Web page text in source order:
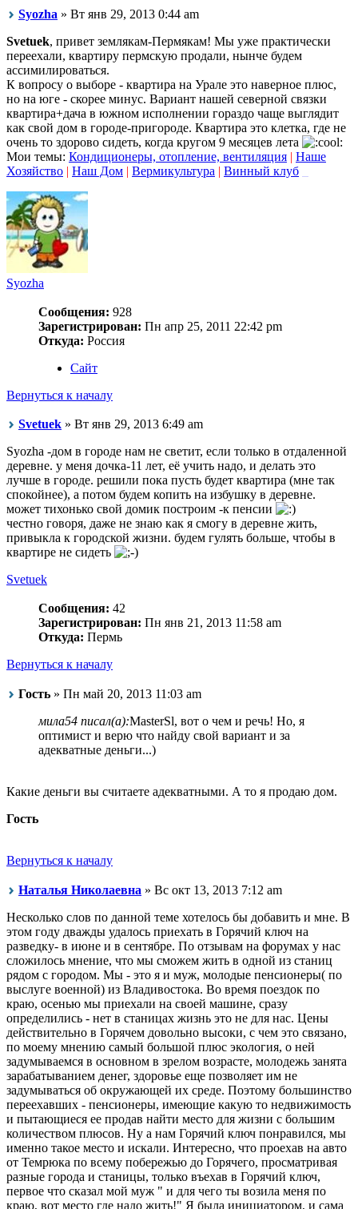
Syozha » Вт янв 29, 2013 0:44 am
Svetuek, привет землякам-Пермякам! Мы уже практически
переехали, квартиру пермскую продали, нынче будем
ассимилироваться.
К вопросу о выборе - квартира на Урале это наверное плюс,
но на юге - скорее минус. Вариант нашей северной связки
квартира+дача в южном исполнении гораздо чаще выглядит
как свой дом в городе-пригороде. Квартира это клетка, где не
очень то здорово сидеть, когда кругом 9 месяцев лета
Мои темы: Кондиционеры, отопление, вентиляция | Наше
Хозяйство | Наш Дом | Вермикультура | Винный клуб
Syozha
Сообщения: 928
Зарегистрирован: Пн апр 25, 2011 22:42 pm
Откуда: Россия
Сайт
Вернуться к началу
Svetuek » Вт янв 29, 2013 6:49 am
Syozha -дом в городе нам не светит, если только в отдаленной
деревне. у меня дочка-11 лет, её учить надо, и делать это
лучше в городе. решили пока пусть будет квартира (мне так
спокойнее), а потом будем копить на избушку в деревне.
может тихонько свой домик построим -к пенсии
честно говоря, даже не знаю как я смогу в деревне жить,
привыкла к городской жизни. будем гулять больше, чтобы в
квартире не сидеть
Svetuek
Сообщения: 42
Зарегистрирован: Пн янв 21, 2013 11:58 am
Откуда: Пермь
Вернуться к началу
Гость » Пн май 20, 2013 11:03 am
мила54 писал(а):MasterSl, вот о чем и речь! Но, я
оптимист и верю что найду свой вариант и за
адекватные деньги...)
Какие деньги вы считаете адекватными. А то я продаю дом.
Гость
Вернуться к началу
Наталья Николаевна » Вс окт 13, 2013 7:12 am
Несколько слов по данной теме хотелось бы добавить и мне. В
этом году дважды удалось приехать в Горячий ключ на
разведку- в июне и в сентябре. По отзывам на форумах у нас
сложилось мнение, что мы сможем жить в одной из станиц
рядом с городом. Мы - это я и муж, молодые пенсионеры( по
выслуге военной) из Владивостока. Во время поездок по
краю, осенью мы приехали на своей машине, сразу
определились - нет в станицах жизнь это не для нас. Цены
действительно в Горячем довольно высоки, с чем это связано,
по моему мнению самый большой плюс экология, о ней
задумываемся в основном в зрелом возрасте, молодежь занята
зарабатыванием денег, здоровье еще позволяет им не
задумываться об окружающей их среде. Поэтому большинство
переехавших - пенсионеры, имеющие какую то недвижимость
и пытающиеся ее продав найти место для жизни с большим
количеством плюсов. Ну а нам Горячий ключ понравился, мы
именно такое место и искали. Интересно, что проехав на авто
от Темрюка по всему побережью до Горячего, просматривая
разные города и станицы, только въехав в Горячий ключ,
первое что сказал мой муж " и для чего ты возила меня по
краю, вот место где надо жить!" Я была инициатором, и сама